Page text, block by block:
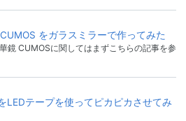
をガラスミラーで作ってみた
鏡 CUMOSに関してはまずこちらの記事を参
LEDテープを使ってピカピカさせてみ